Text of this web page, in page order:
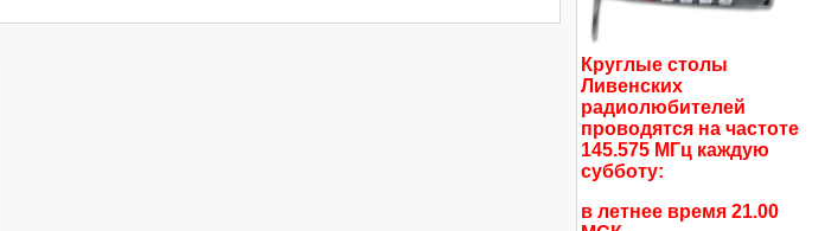
Круглые столы
Ливенских
радиолюбителей
проводятся на частоте
145.575 МГц каждую
субботу:
в летнее время 21.00